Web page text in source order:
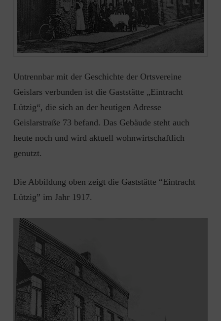
Untrennbar mit der Geschichte der Ortsvereine
Geislars verbunden ist die Gaststätte „Eintracht
Lützig“, die sich an der heutigen Adresse
Geislarstraße 73 befand. Das Gebäude steht auch
heute noch und wird aktuell wohnwirtschaftlich
genutzt.
Die Abbildung oben zeigt die Gaststätte “Eintracht
Lützig” im Jahr 1917.